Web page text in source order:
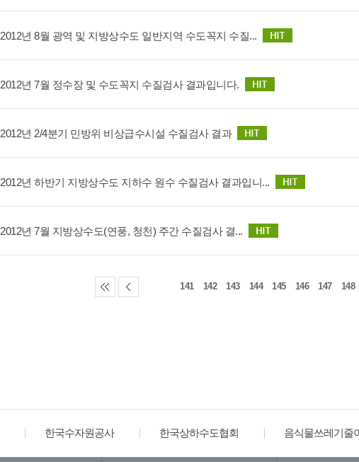
2012년 8월 광역 및 지방상수도 일반지역 수도꼭지 수질...
2012년 7월 정수장 및 수도꼭지 수질검사 결과입니다.
2012년 2/4분기 민방위 비상급수시설 수질검사 결과
2012년 하반기 지방상수도 지하수 원수 수질검사 결과입니...
2012년 7월 지방상수도(연풍, 청천) 주간 수질검사 결...
141 142 143 144 145 146 147 148
한국수자원공사 한국상하수도협회 음식물쓰레기줄이기